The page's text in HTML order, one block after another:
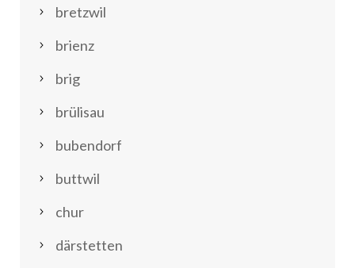
bretzwil
brienz
brig
brülisau
bubendorf
buttwil
chur
därstetten